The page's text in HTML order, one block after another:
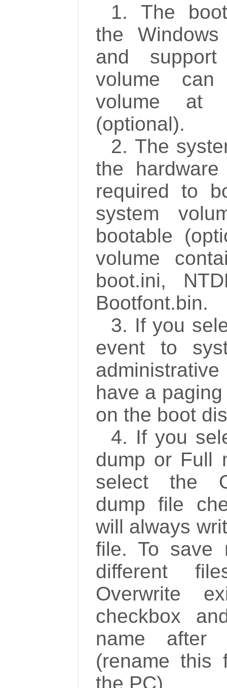
1. The
the
and
volume
volume at
(optional).
2. The
the
required to
system
bootable
volume
boot.ini,
Bootfont.bin.
3. If you
event to
have a
on the boot
4. If you
dump or Full
select the
dump file
will always
file. To save
different
Overwrite
checkbox
name after
(rename this
the PC).